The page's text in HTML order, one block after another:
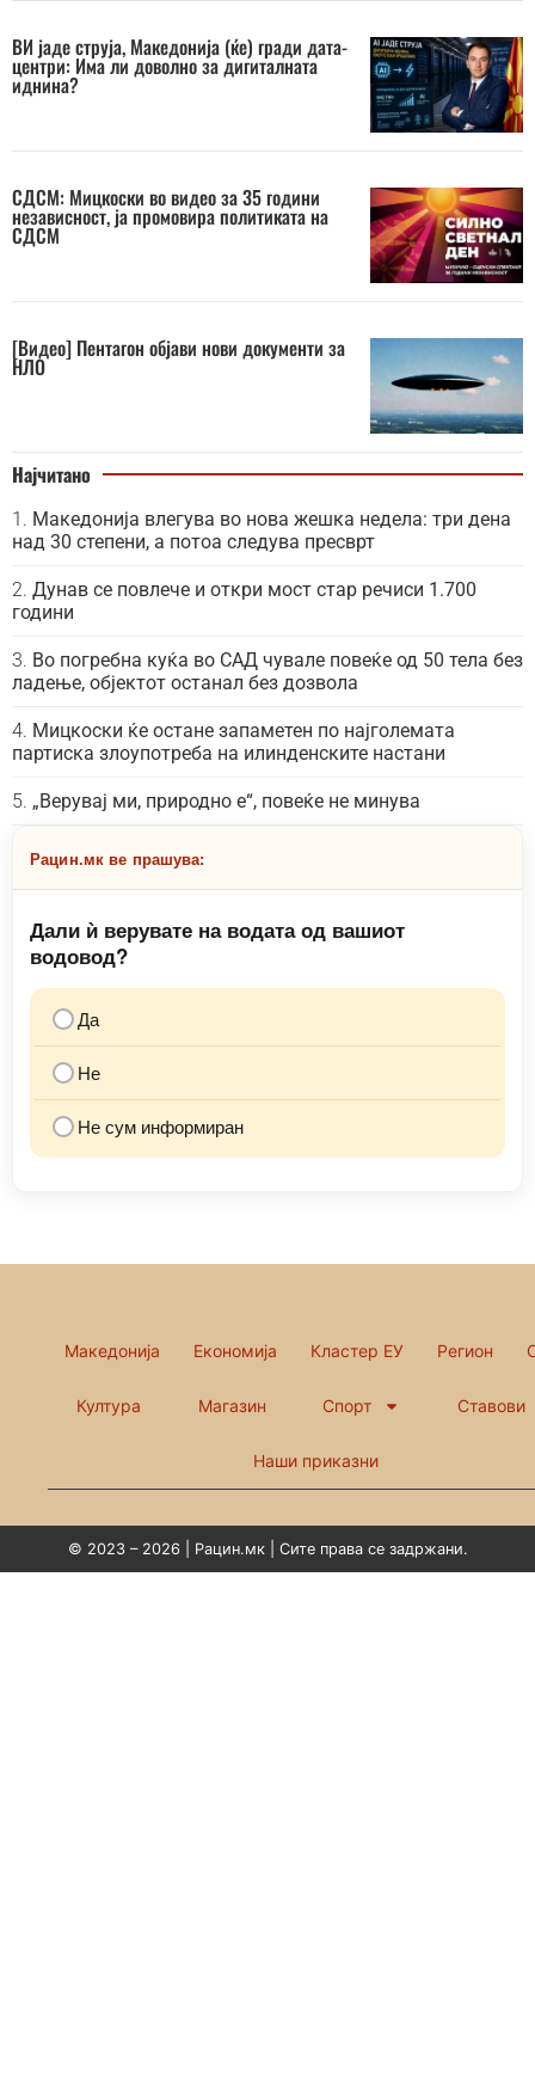
ВИ јаде струја, Македонија (ќе) гради дата-
центри: Има ли доволно за дигиталната
иднина?
СДСМ: Мицкоски во видео за 35 години
независност, ја промовира политиката на
СДСМ
[Видео] Пентагон објави нови документи за
НЛО
Најчитано
Македонија влегува во нова жешка недела: три дена
над 30 степени, а потоа следува пресврт
Дунав се повлече и откри мост стар речиси 1.700
години
Во погребна куќа во САД чувале повеќе од 50 тела без
ладење, објектот останал без дозвола
Мицкоски ќе остане запаметен по најголемата
партиска злоупотреба на илинденските настани
„Верувај ми, природно е“, повеќе не минува
Рацин.мк ве прашува:
Дали ѝ верувате на водата од вашиот
водовод?
Да
Не
Не сум информиран
Македонија Економија Кластер ЕУ Регион
Култура Магазин Спорт Ставови
Наши приказни
© 2023 – 2026 | Рацин.мк | Сите права се задржани.